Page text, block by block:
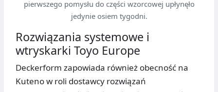
pierwszego pomysłu do części wzorcowej upłynęło
jedynie osiem tygodni.
Rozwiązania systemowe i
wtryskarki Toyo Europe
Deckerform zapowiada również obecność na
Kuteno w roli dostawcy rozwiązań